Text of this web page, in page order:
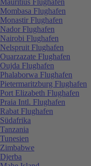
Mombasa Flughafen
Monastir Flughafen
Nador Flughafen
Nairobi Flughafen
Nelspruit Flughafen
Ouarzazate Flughafen
Oujda Flughafen
Phalaborwa Flughafen
Pietermaritzburg Flughafen
Port Elizabeth Flughafen
Praia Intl. Flughafen
Rabat Flughafen
Südafrika
Tanzania
Tunesien
Zimbabwe
Djerba